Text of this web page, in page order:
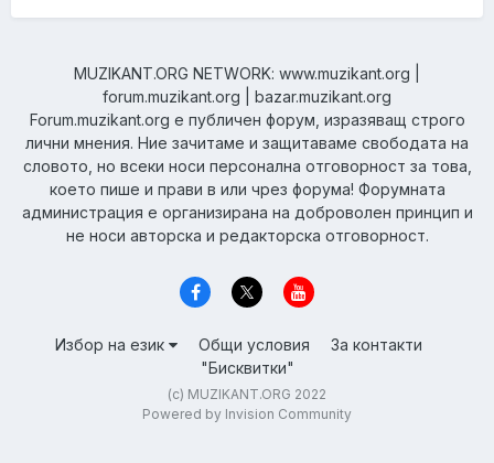
MUZIKANT.ORG NETWORK: www.muzikant.org |
forum.muzikant.org | bazar.muzikant.org
Forum.muzikant.org е публичен форум, изразяващ строго
лични мнения. Ние зачитаме и защитаваме свободата на
словото, но всеки носи персонална отговорност за това,
което пише и прави в или чрез форума! Форумната
администрация е организирана на доброволен принцип и
не носи авторска и редакторска отговорност.
Избор на език Общи условия
За контакти
"Бисквитки"
(c) MUZIKANT.ORG 2022
Powered by Invision Community